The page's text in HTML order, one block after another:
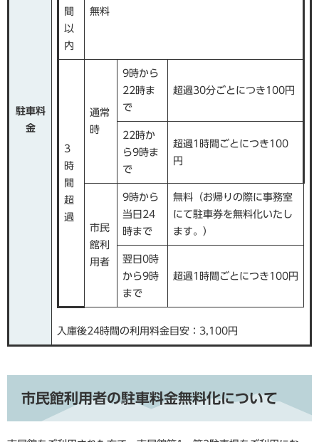
駐車料
金
間
以
内
無料
3
時
間
超
過
通常
時
9時から
22時ま
で
超過30分ごとにつき100円
22時か
ら9時ま
で
超過1時間ごとにつき100
円
市民
館利
用者
9時から
当日24
時まで
無料（お帰りの際に事務室
にて駐車券を無料化いたし
ます。）
翌日0時
から9時
まで
超過1時間ごとにつき100円
入庫後24時間の利用料金目安：3,100円
市民館利用者の駐車料金無料化について